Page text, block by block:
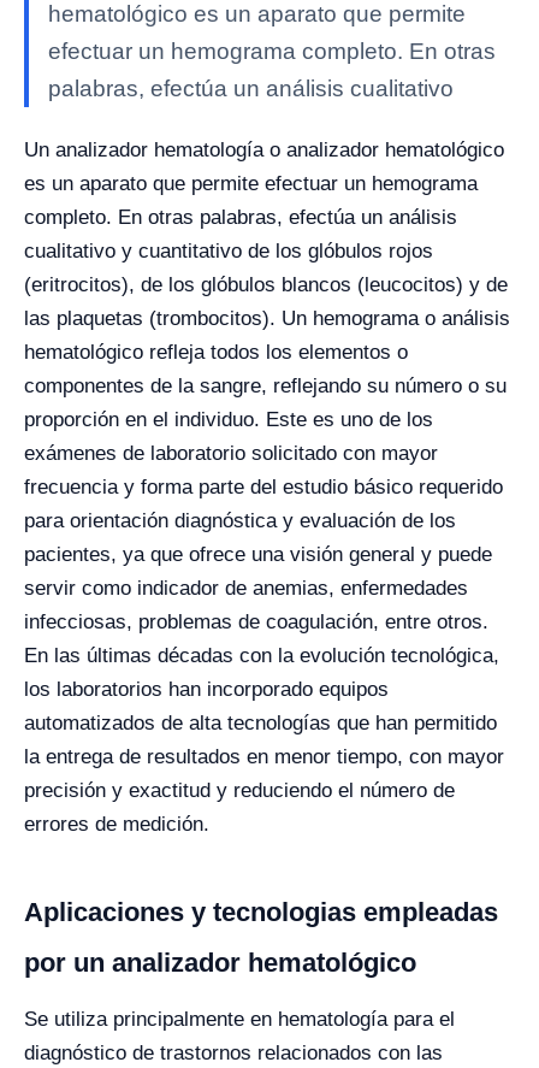
hematológico es un aparato que permite
efectuar un hemograma completo. En otras
palabras, efectúa un análisis cualitativo
Un analizador hematología o analizador hematológico
es un aparato que permite efectuar un hemograma
completo. En otras palabras, efectúa un análisis
cualitativo y cuantitativo de los glóbulos rojos
(eritrocitos), de los glóbulos blancos (leucocitos) y de
las plaquetas (trombocitos). Un hemograma o análisis
hematológico refleja todos los elementos o
componentes de la sangre, reflejando su número o su
proporción en el individuo. Este es uno de los
exámenes de laboratorio solicitado con mayor
frecuencia y forma parte del estudio básico requerido
para orientación diagnóstica y evaluación de los
pacientes, ya que ofrece una visión general y puede
servir como indicador de anemias, enfermedades
infecciosas, problemas de coagulación, entre otros.
En las últimas décadas con la evolución tecnológica,
los laboratorios han incorporado equipos
automatizados de alta tecnologías que han permitido
la entrega de resultados en menor tiempo, con mayor
precisión y exactitud y reduciendo el número de
errores de medición.
Aplicaciones y tecnologias empleadas
por un analizador hematológico
Se utiliza principalmente en hematología para el
diagnóstico de trastornos relacionados con las